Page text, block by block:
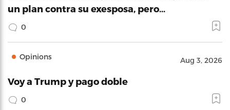
un plan contra su exesposa, pero…
0
Opinions Aug 3, 2026
Voy a Trump y pago doble
0